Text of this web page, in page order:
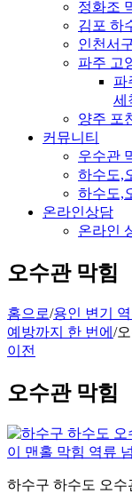
정화조
김포 하
인천서
파주 고
파
세
양주 포
커뮤니티
우수관
하수도,
하수도,
온라인상담
온라인
오수관 막힘
홈으로/용인 변기
예방까지 한 번에 /
이전
오수관 막힘
하수구 하수도 오수